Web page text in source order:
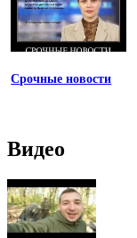
Срочные новости
Видео